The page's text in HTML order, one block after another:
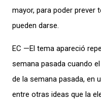
mayor, para poder prever
pueden darse.
EC —El tema apareció
semana pasada cuando
de la semana pasada, en
entre otras ideas que la